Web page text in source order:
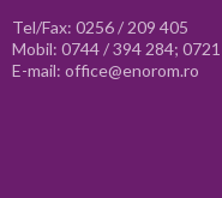
Tel/Fax: 0256 / 209 405
Mobil: 0744 / 394 284;
E-mail: office@enorom.ro